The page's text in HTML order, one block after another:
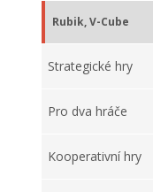
Rubik, V-Cube
Strategické hry
Pro dva hráče
Kooperativní hry